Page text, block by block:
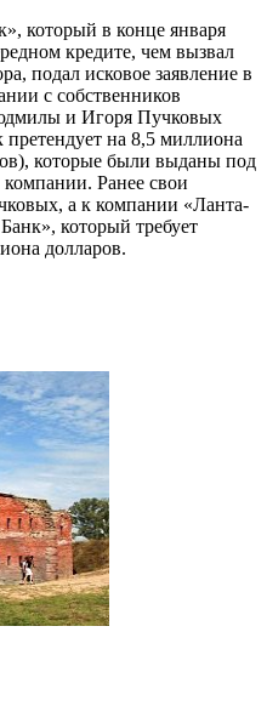
который в конце января
кредите, чем вызвал
подал исковое заявление в
с собственников
и Игоря Пучковых
претендует на 8,5 миллиона
которые были выданы под
компании. Ранее свои
а к компании «Ланта-
который требует
долларов.